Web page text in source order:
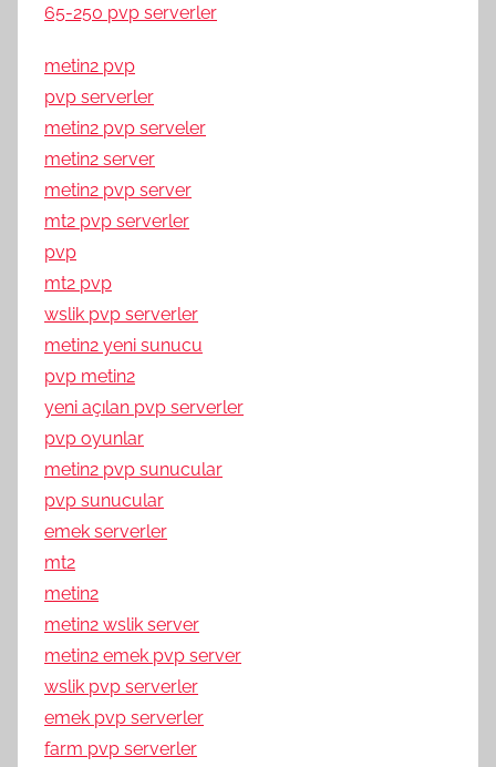
65-250 pvp serverler
metin2 pvp
pvp serverler
metin2 pvp serveler
metin2 server
metin2 pvp server
mt2 pvp serverler
pvp
mt2 pvp
wslik pvp serverler
metin2 yeni sunucu
pvp metin2
yeni açılan pvp serverler
pvp oyunlar
metin2 pvp sunucular
pvp sunucular
emek serverler
mt2
metin2
metin2 wslik server
metin2 emek pvp server
wslik pvp serverler
emek pvp serverler
farm pvp serverler